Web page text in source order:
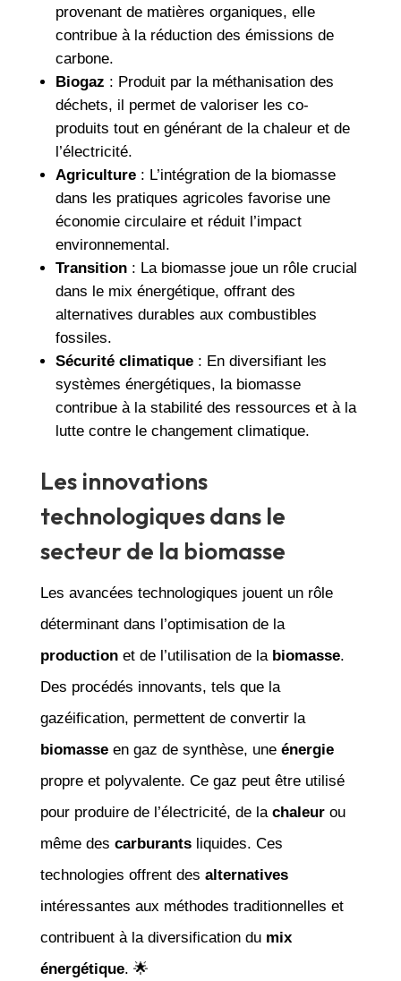
provenant de matières organiques, elle
contribue à la réduction des émissions de
carbone.
Biogaz : Produit par la méthanisation des
déchets, il permet de valoriser les co-
produits tout en générant de la chaleur et de
l’électricité.
Agriculture: L’intégration de la biomasse
dans les pratiques agricoles favorise une
économie circulaire et réduit l’impact
environnemental.
Transition: La biomasse joue un rôle crucial
dans le mix énergétique, offrant des
alternatives durables aux combustibles
fossiles.
Sécurité climatique: En diversifiant les
systèmes énergétiques, la biomasse
contribue à la stabilité des ressources et à la
lutte contre le changement climatique.
Les innovations
technologiques dans le
secteur de la biomasse
Les avancées technologiques jouent un rôle
déterminant dans l’optimisation de la
productionet de l’utilisation de la biomasse.
Des procédés innovants, tels que la
gazéification, permettent de convertir la
biomasseen gaz de synthèse, une énergie
propre et polyvalente. Ce gaz peut être utilisé
pour produire de l’électricité, de la chaleurou
même des carburantsliquides. Ces
technologies offrent des alternatives
intéressantes aux méthodes traditionnelles et
contribuent à la diversification du mix
énergétique. 🌟